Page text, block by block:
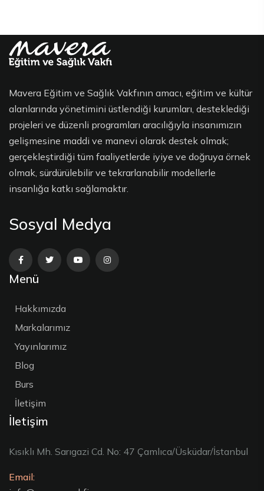
Mavera Eğitim ve Sağlık Vakfının amacı, eğitim ve kültür
alanlarında yönetimini üstlendiği kurumları, desteklediği
projeleri ve düzenli programları aracılığıyla insanımızın
gelişmesine maddi ve manevi olarak destek olmak;
gerçekleştirdiği tüm faaliyetlerde iyiye ve doğruya örnek
olmak, sürdürülebilir ve tekrarlanabilir modellerle
insanlığa katkı sağlamaktır.
Sosyal Medya
Menü
Hakkımızda
Markalarımız
Yayınlarımız
Blog
Burs
İletişim
İletişim
Kısıklı Mh. Sarıgazi Cd. No: 47 Çamlıca/Üsküdar/İstanbul
Email: